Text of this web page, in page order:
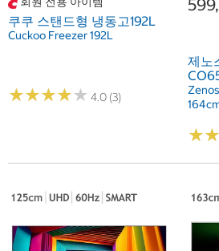
쿠쿠 스탠드형 냉동고192L
Cuckoo Freezer 192L
★★★★★
★★★★★ 4.0 (3)
제노
★★
★★